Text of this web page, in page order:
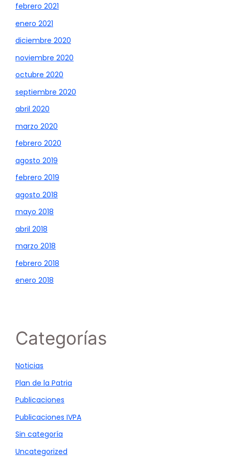
febrero 2021
enero 2021
diciembre 2020
noviembre 2020
octubre 2020
septiembre 2020
abril 2020
marzo 2020
febrero 2020
agosto 2019
febrero 2019
agosto 2018
mayo 2018
abril 2018
marzo 2018
febrero 2018
enero 2018
Categorías
Noticias
Plan de la Patria
Publicaciones
Publicaciones IVPA
Sin categoría
Uncategorized